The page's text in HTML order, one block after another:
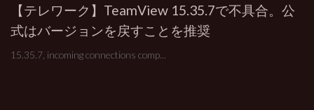
【テレワーク】TeamView 15.35.7で不具合。公
式はバージョンを戻すことを推奨
15.35.7, incoming connections comp...